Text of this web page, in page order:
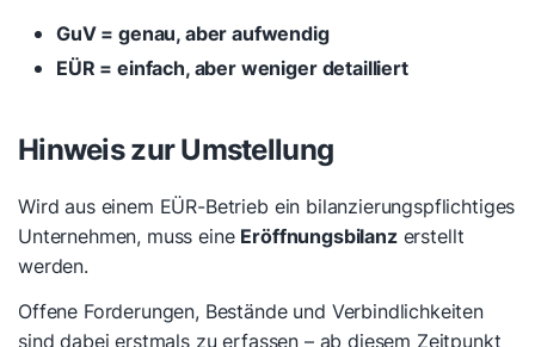
GuV = genau, aber aufwendig
EÜR = einfach, aber weniger detailliert
Hinweis zur Umstellung
Wird aus einem EÜR-Betrieb ein bilanzierungspflichtiges
Unternehmen, muss eine Eröffnungsbilanzerstellt
werden.
Offene Forderungen, Bestände und Verbindlichkeiten
sind dabei erstmals zu erfassen – ab diesem Zeitpunkt